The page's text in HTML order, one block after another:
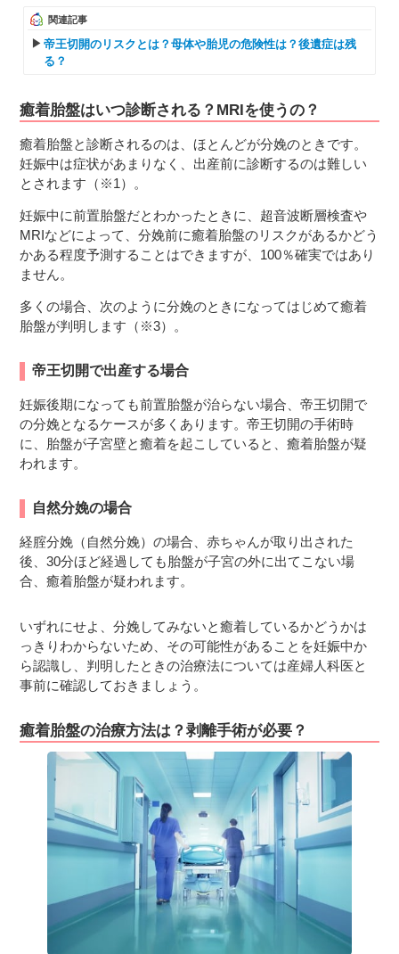
関連記事
帝王切開のリスクとは？母体や胎児の危険性は？後遺症は残
る？
癒着胎盤はいつ診断される？MRIを使うの？
癒着胎盤と診断されるのは、ほとんどが分娩のときです。
妊娠中は症状があまりなく、出産前に診断するのは難しい
とされます（※1）。
妊娠中に前置胎盤だとわかったときに、超音波断層検査や
MRIなどによって、分娩前に癒着胎盤のリスクがあるかどう
かある程度予測することはできますが、100％確実ではあり
ません。
多くの場合、次のように分娩のときになってはじめて癒着
胎盤が判明します（※3）。
帝王切開で出産する場合
妊娠後期になっても前置胎盤が治らない場合、帝王切開で
の分娩となるケースが多くあります。帝王切開の手術時
に、胎盤が子宮壁と癒着を起こしていると、癒着胎盤が疑
われます。
自然分娩の場合
経腟分娩（自然分娩）の場合、赤ちゃんが取り出された
後、30分ほど経過しても胎盤が子宮の外に出てこない場
合、癒着胎盤が疑われます。
いずれにせよ、分娩してみないと癒着しているかどうかは
っきりわからないため、その可能性があることを妊娠中か
ら認識し、判明したときの治療法については産婦人科医と
事前に確認しておきましょう。
癒着胎盤の治療方法は？剥離手術が必要？